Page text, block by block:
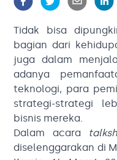
Tidak bisa
bagian dari
juga dalam
adanya
teknologi, para
strategi-strategi
bisnis mereka.
Dalam acara
diselenggarakan di